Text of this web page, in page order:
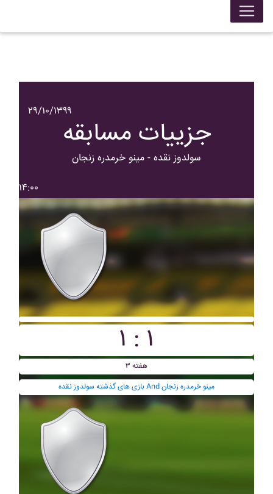
۲۹/۱۰/۱۳۹۹
جزییات مسابقه
سولدوز نقده - مينو خرمدره زنجان
۱۴:۰۰
۱ : ۱
هفته ۳
بازی های گذشته سولدوز نقده And مينو خرمدره زنجان